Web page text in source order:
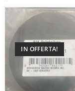
IN OFFERTA!